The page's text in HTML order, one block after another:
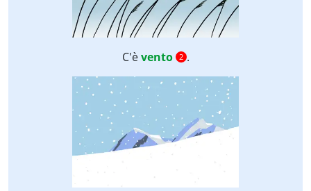
C'èvento 2 .